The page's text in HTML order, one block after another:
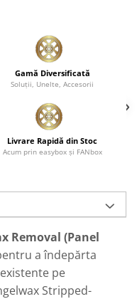
Gamă Diversificată
Soluţii, Unelte, Accesorii
Livrare Rapidă din Stoc
Acum prin easybox şi FANbox
Removal (Panel
a îndepărta
pe
Stripped-